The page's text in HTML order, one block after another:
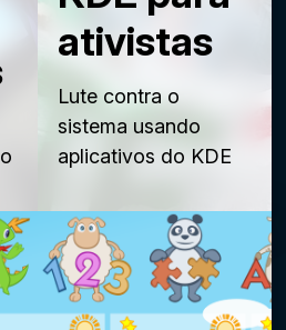
ativistas
Lute contra o
sistema usando
aplicativos do KDE